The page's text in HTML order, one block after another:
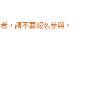
，請不要報名參與。